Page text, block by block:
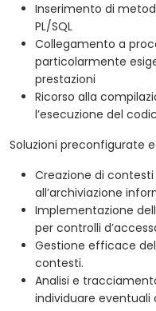
Inserimento di
PL/SQL
Collegamento a
particolarmente
prestazioni
Ricorso alla
l’esecuzione del
Soluzioni preconfigurate
Creazione di
all’archiviazione
Implementazione
per controlli
Gestione efficace
contesti.
Analisi e
individuare eventuali